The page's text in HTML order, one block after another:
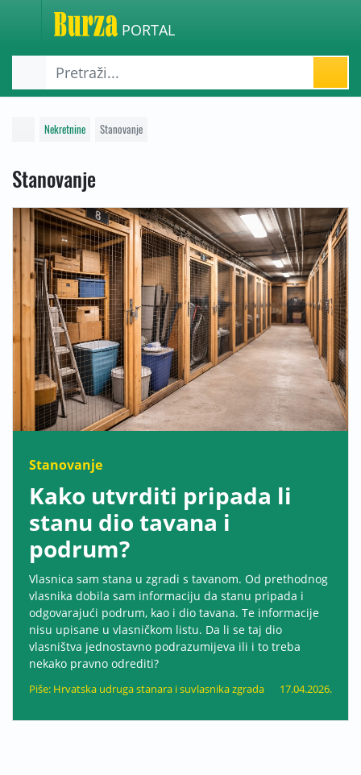
PORTAL
Nekretnine Stanovanje
Stanovanje
Stanovanje
Kako utvrditi pripada li
stanu dio tavana i
podrum?
Vlasnica sam stana u zgradi s tavanom. Od prethodnog
vlasnika dobila sam informaciju da stanu pripada i
odgovarajući podrum, kao i dio tavana. Te informacije
nisu upisane u vlasničkom listu. Da li se taj dio
vlasništva jednostavno podrazumijeva ili i to treba
nekako pravno odrediti?
Piše: Hrvatska udruga stanara i suvlasnika zgrada 17.04.2026.